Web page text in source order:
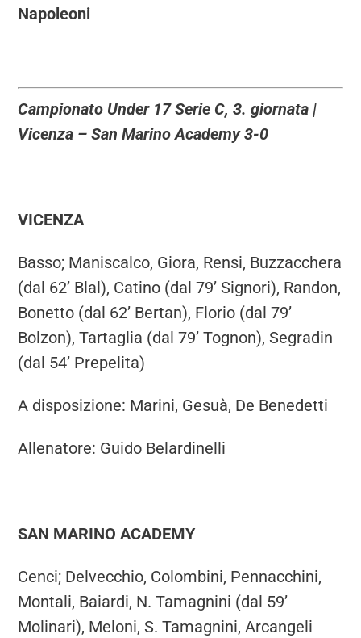
Napoleoni
Campionato Under 17 Serie C, 3. giornata |
Vicenza – San Marino Academy 3-0
VICENZA
Basso; Maniscalco, Giora, Rensi, Buzzacchera
(dal 62’ Blal), Catino (dal 79’ Signori), Randon,
Bonetto (dal 62’ Bertan), Florio (dal 79’
Bolzon), Tartaglia (dal 79’ Tognon), Segradin
(dal 54’ Prepelita)
A disposizione: Marini, Gesuà, De Benedetti
Allenatore: Guido Belardinelli
SAN MARINO ACADEMY
Cenci; Delvecchio, Colombini, Pennacchini,
Montali, Baiardi, N. Tamagnini (dal 59’
Molinari), Meloni, S. Tamagnini, Arcangeli